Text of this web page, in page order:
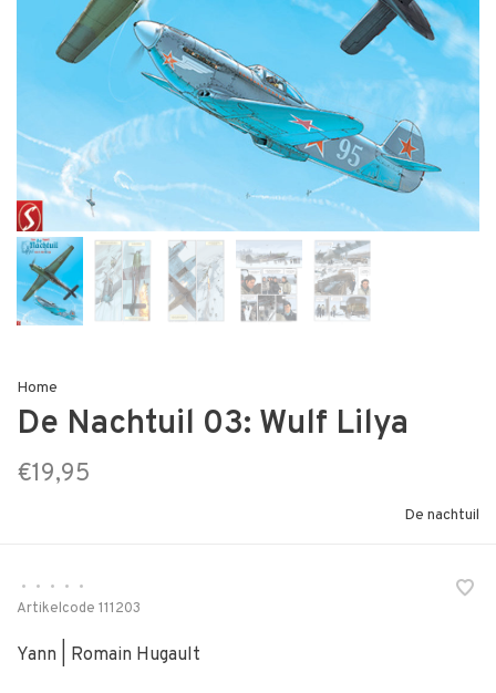
Home
De Nachtuil 03: Wulf Lilya
€19,95
De nachtuil
• • • •
•
Artikelcode 111203
Yann | Romain Hugault